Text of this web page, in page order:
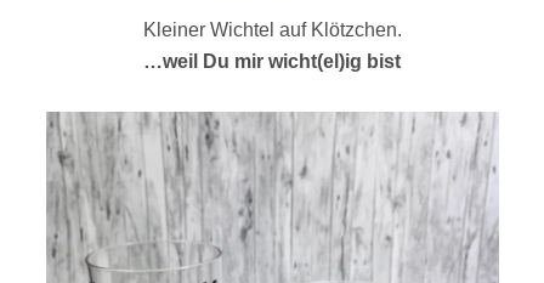
Kleiner Wichtel auf Klötzchen.
…weil Du mir wicht(el)ig bist